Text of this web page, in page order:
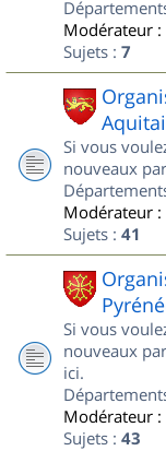
Modérateur :
Sujets : 7
Si vous
nouveaux
Modérateur :
Sujets : 41
Si vous
nouveaux
ici.
Modérateur :
Sujets : 43